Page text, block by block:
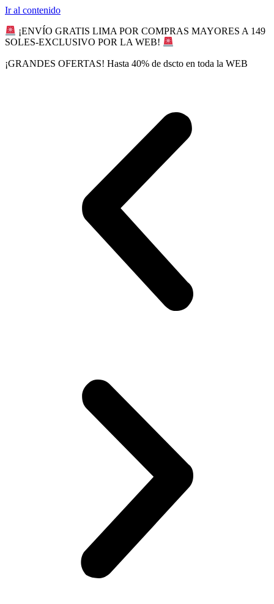
Ir al contenido
¡ENVÍO GRATIS LIMA POR COMPRAS MAYORES A 149
SOLES-EXCLUSIVO POR LA WEB!
¡GRANDES OFERTAS! Hasta 40% de dscto en toda la WEB